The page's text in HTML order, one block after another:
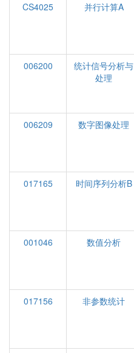
CS4025
并行计算A
006200
统计信号分析与
处理
006209
数字图像处理
017165
时间序列分析B
001046
数值分析
017156
非参数统计